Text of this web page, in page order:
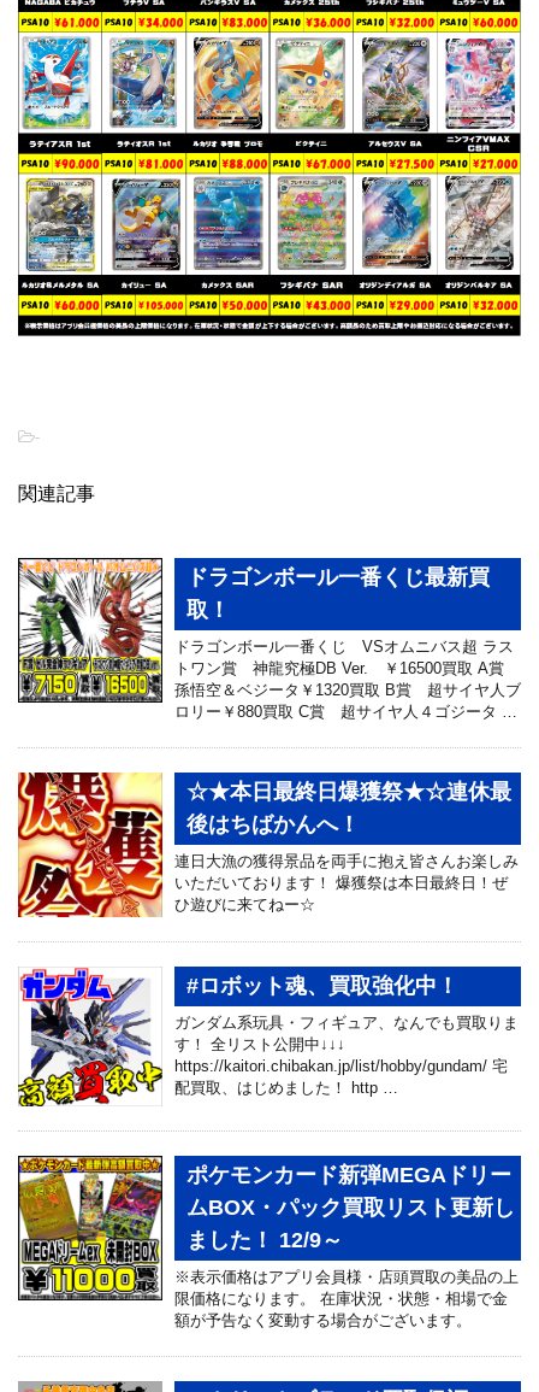
-
関連記事
ドラゴンボール一番くじ最新買
取！
ドラゴンボール一番くじ VSオムニバス超 ラス
トワン賞 神龍究極DB Ver. ￥16500買取 A賞
孫悟空＆ベジータ￥1320買取 B賞 超サイヤ人ブ
ロリー￥880買取 C賞 超サイヤ人４ゴジータ …
☆★本日最終日爆獲祭★☆連休最
後はちばかんへ！
連日大漁の獲得景品を両手に抱え皆さんお楽しみ
いただいております！ 爆獲祭は本日最終日！ぜ
ひ遊びに来てねー☆
#ロボット魂、買取強化中！
ガンダム系玩具・フィギュア、なんでも買取りま
す！ 全リスト公開中↓↓↓
https://kaitori.chibakan.jp/list/hobby/gundam/ 宅
配買取、はじめました！ http …
ポケモンカード新弾MEGAドリー
ムBOX・パック買取リスト更新し
ました！ 12/9～
※表示価格はアプリ会員様・店頭買取の美品の上
限価格になります。 在庫状況・状態・相場で金
額が予告なく変動する場合がございます。